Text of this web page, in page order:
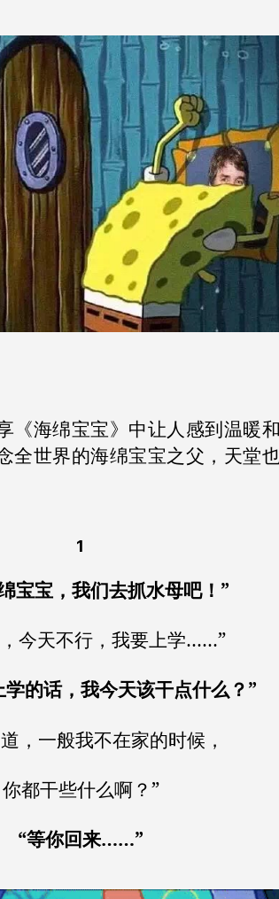
《海绵宝宝》中让人感到温暖
全世界的海绵宝宝之父，天堂
1
宝宝，我们去抓水母吧！”
今天不行，我要上学……”
学的话，我今天该干点什么？”
，一般我不在家的时候，
你都干些什么啊？”
“等你回来……”